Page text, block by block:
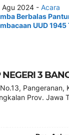
Agu 2024 - Acara
Berbalas
UUD
NEGERI 3
Pangeranan,
Prov. Jawa